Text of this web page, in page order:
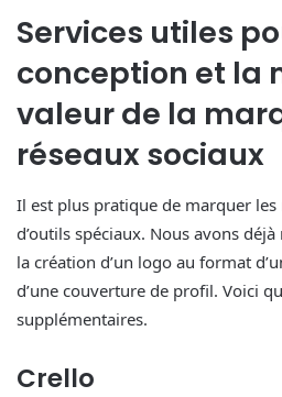
Services utiles
conception et la
valeur de la
réseaux sociaux
Il est plus pratique de marquer les
d’outils spéciaux. Nous avons
la création d’un logo au format
d’une couverture de profil. Voici
supplémentaires.
Crello